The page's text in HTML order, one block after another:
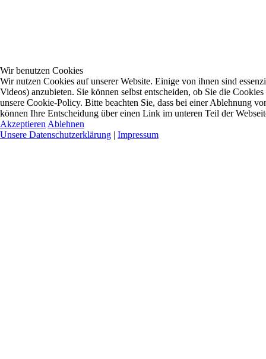
Wir benutzen Cookies
Wir nutzen Cookies auf unserer Website. Einige von ihnen sind
Videos) anzubieten. Sie können selbst entscheiden, ob Sie die
unsere Cookie-Policy. Bitte beachten Sie, dass bei einer Ablehnung
können Ihre Entscheidung über einen Link im unteren Teil der
Akzeptieren Ablehnen
Unsere Datenschutzerklärung | Impressum